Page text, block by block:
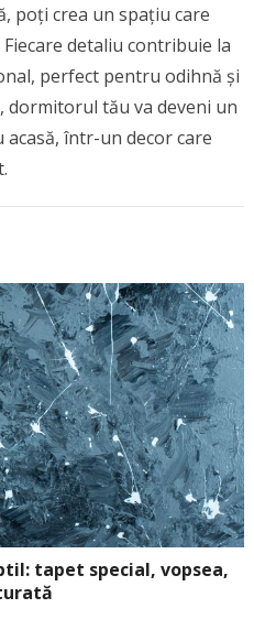
poți crea un spațiu care
detaliu contribuie la
perfect pentru odihnă și
dormitorul tău va deveni un
acasă, într-un decor care
tapet special, vopsea,